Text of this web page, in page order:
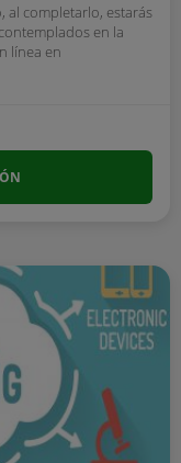
al completarlo, estarás
en la
línea en